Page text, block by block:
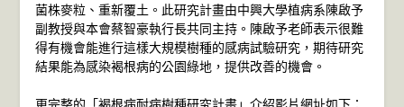
菌株麥粒、重新覆土。此研究計畫由中興大學植病系陳啟予
副教授與本會蔡智豪執行長共同主持。陳啟予老師表示很難
得有機會能進行這樣大規模樹種的感病試驗研究，期待研究
結果能為感染褐根病的公園綠地，提供改善的機會。
更完整的「褐根病耐病樹種研究計畫」介紹影片網址如下：